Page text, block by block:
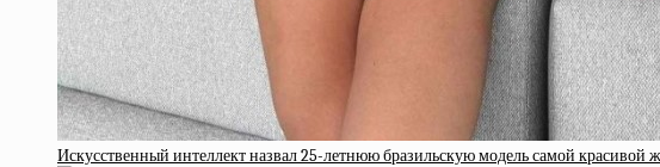
Искусственный интеллект назвал 25-летнюю бразильскую модель самой